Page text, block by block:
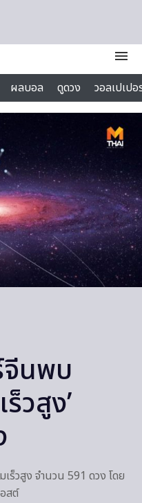
menu
ผลบอล ดูดวง
วอลเปเป
จีนพบ
วสูง’
วสูง จำนวน 591 ดวง โดย
สต์